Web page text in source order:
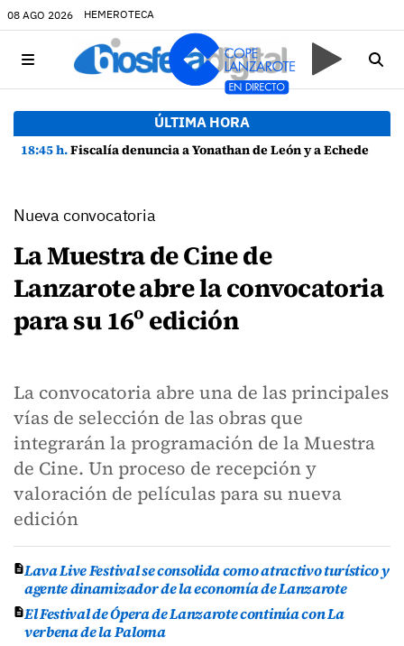
08 AGO 2026 HEMEROTECA
ÚLTIMA HORA
18:45 h.Fiscalía denuncia a Yonathan de León y a Echedey Eugenio por presuntas anomalías en contratos festivos
Nueva convocatoria
La Muestra de Cine de
Lanzarote abre la convocatoria
para su 16º edición
La convocatoria abre una de las principales
vías de selección de las obras que
integrarán la programación de la Muestra
de Cine. Un proceso de recepción y
valoración de películas para su nueva
edición
Lava Live Festival se consolida como atractivo turístico y
agente dinamizador de la economía de Lanzarote
El Festival de Ópera de Lanzarote continúa con La
verbena de la Paloma